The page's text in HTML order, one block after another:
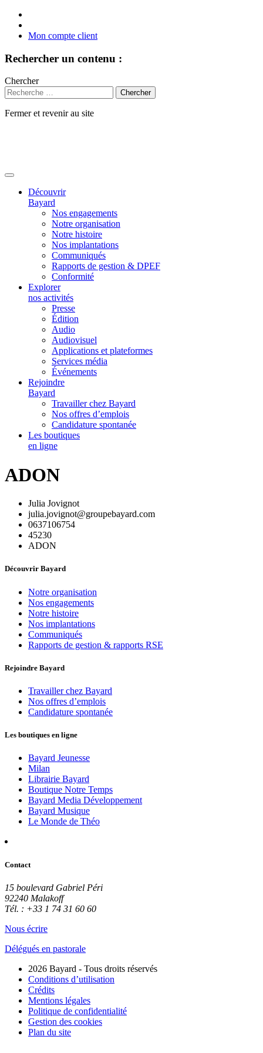
Mon compte client
Rechercher un contenu :
Chercher
Fermer et revenir au site
Découvrir
Bayard
Nos engagements
Notre organisation
Notre histoire
Nos implantations
Communiqués
Rapports de gestion & DPEF
Conformité
Explorer
nos activités
Presse
Édition
Audio
Audiovisuel
Applications et plateformes
Services média
Événements
Rejoindre
Bayard
Travailler chez Bayard
Nos offres d’emplois
Candidature spontanée
Les boutiques
en ligne
ADON
Julia Jovignot
julia.jovignot@groupebayard.com
0637106754
45230
ADON
Découvrir Bayard
Notre organisation
Nos engagements
Notre histoire
Nos implantations
Communiqués
Rapports de gestion & rapports RSE
Rejoindre Bayard
Travailler chez Bayard
Nos offres d’emplois
Candidature spontanée
Les boutiques en ligne
Bayard Jeunesse
Milan
Librairie Bayard
Boutique Notre Temps
Bayard Media Développement
Bayard Musique
Le Monde de Théo
Contact
15 boulevard Gabriel Péri
92240 Malakoff
Tél. : +33 1 74 31 60 60
Nous écrire
Délégués en pastorale
2026 Bayard - Tous droits réservés
Conditions d’utilisation
Crédits
Mentions légales
Politique de confidentialité
Gestion des cookies
Plan du site